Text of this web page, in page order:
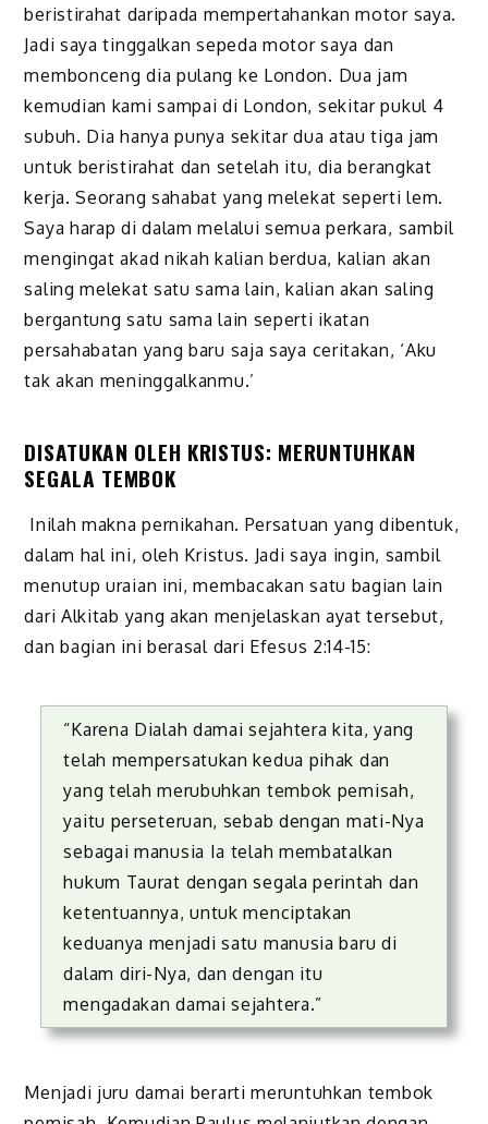
beristirahat daripada mempertahankan motor saya.
Jadi saya tinggalkan sepeda motor saya dan
membonceng dia pulang ke London. Dua jam
kemudian kami sampai di London, sekitar pukul 4
subuh. Dia hanya punya sekitar dua atau tiga jam
untuk beristirahat dan setelah itu, dia berangkat
kerja. Seorang sahabat yang melekat seperti lem.
Saya harap di dalam melalui semua perkara, sambil
mengingat akad nikah kalian berdua, kalian akan
saling melekat satu sama lain, kalian akan saling
bergantung satu sama lain seperti ikatan
persahabatan yang baru saja saya ceritakan, ‘Aku
tak akan meninggalkanmu.’
DISATUKAN OLEH KRISTUS: MERUNTUHKAN
SEGALA TEMBOK
Inilah makna pernikahan. Persatuan yang dibentuk,
dalam hal ini, oleh Kristus. Jadi saya ingin, sambil
menutup uraian ini, membacakan satu bagian lain
dari Alkitab yang akan menjelaskan ayat tersebut,
dan bagian ini berasal dari Efesus 2:14-15:
“Karena Dialah damai sejahtera kita, yang
telah mempersatukan kedua pihak dan
yang telah merubuhkan tembok pemisah,
yaitu perseteruan, sebab dengan mati-Nya
sebagai manusia Ia telah membatalkan
hukum Taurat dengan segala perintah dan
ketentuannya, untuk menciptakan
keduanya menjadi satu manusia baru di
dalam diri-Nya, dan dengan itu
mengadakan damai sejahtera.”
Menjadi juru damai berarti meruntuhkan tembok